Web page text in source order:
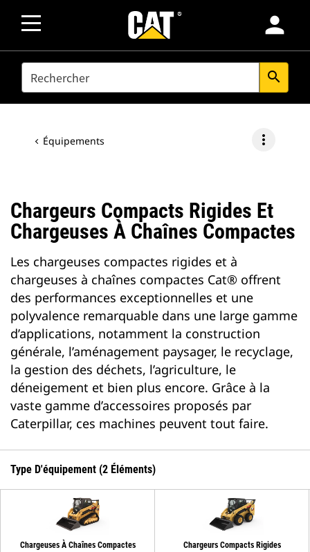
person
SEARCH search
Équipements more_vert
Chargeurs Compacts Rigides Et
Chargeuses À Chaînes Compactes
Les chargeuses compactes rigides et à
chargeuses à chaînes compactes Cat® offrent
des performances exceptionnelles et une
polyvalence remarquable dans une large gamme
d’applications, notamment la construction
générale, l’aménagement paysager, le recyclage,
la gestion des déchets, l’agriculture, le
déneigement et bien plus encore. Grâce à la
vaste gamme d’accessoires proposés par
Caterpillar, ces machines peuvent tout faire.
Type D'équipement (2 Éléments)
Chargeuses À Chaînes Compactes Chargeurs Compacts Rigides